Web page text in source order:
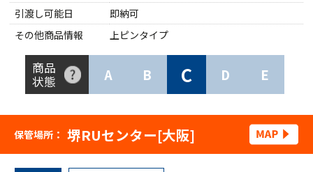
引渡し可能日
即納可
その他商品情報
上ピンタイプ
商品
状態
A B C D E
保管場所： 堺RUセンター[大阪]